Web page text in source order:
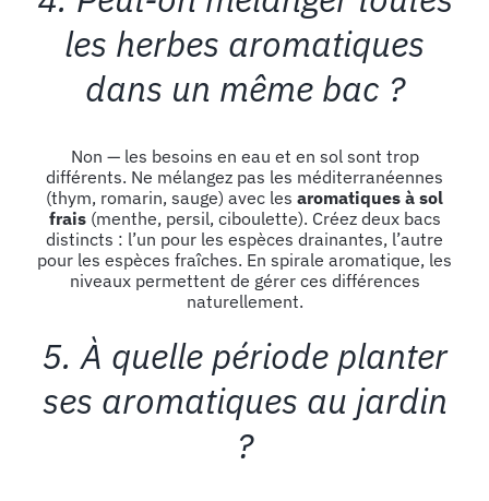
les herbes aromatiques
dans un même bac ?
Non — les besoins en eau et en sol sont trop
différents. Ne mélangez pas les méditerranéennes
(thym, romarin, sauge) avec les aromatiques à sol
frais(menthe, persil, ciboulette). Créez deux bacs
distincts : l’un pour les espèces drainantes, l’autre
pour les espèces fraîches. En spirale aromatique, les
niveaux permettent de gérer ces différences
naturellement.
5. À quelle période planter
ses aromatiques au jardin
?